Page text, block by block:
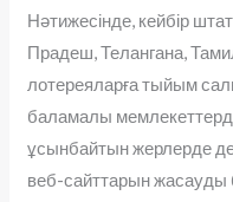
Нәтижесінде, кейбір
Прадеш, Телангана,
лотереяларға тыйым
баламалы
ұсынбайтын жерлерде
веб-сайттарын жасауды